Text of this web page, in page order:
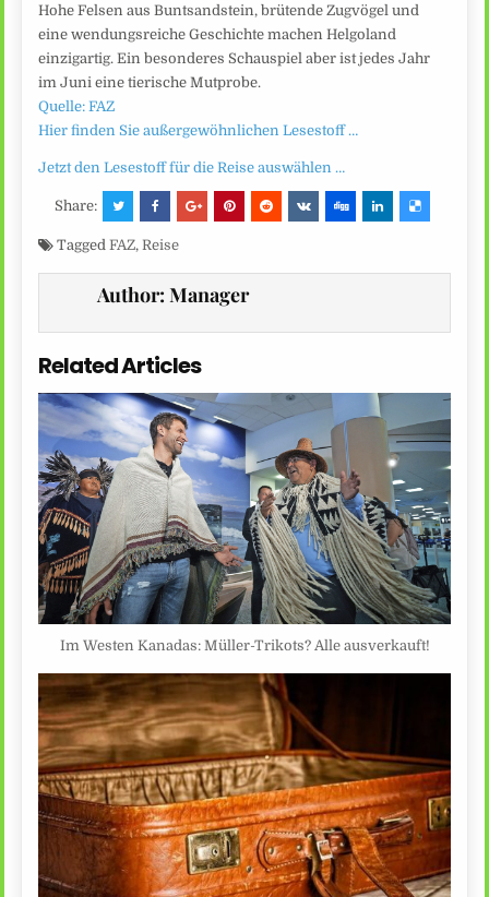
Hohe Felsen aus Buntsandstein, brütende Zugvögel und
eine wendungsreiche Geschichte machen Helgoland
einzigartig. Ein besonderes Schauspiel aber ist jedes Jahr
im Juni eine tierische Mutprobe.
Quelle: FAZ
Hier finden Sie außergewöhnlichen Lesestoff …
Jetzt den Lesestoff für die Reise auswählen …
Share:
TaggedFAZ, Reise
Author:Manager
Related Articles
Im Westen Kanadas: Müller-Trikots? Alle ausverkauft!